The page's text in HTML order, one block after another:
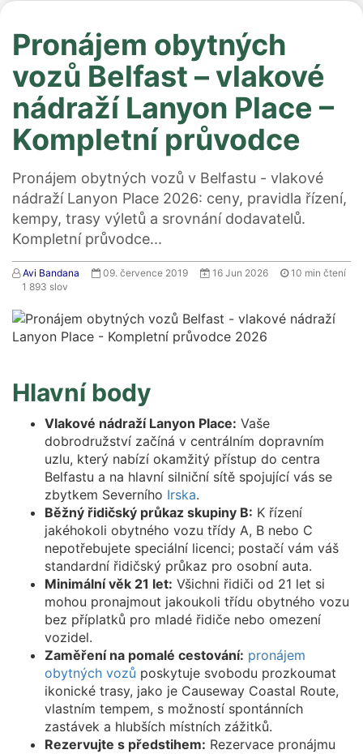
Pronájem obytných
vozů Belfast – vlakové
nádraží Lanyon Place –
Kompletní průvodce
Pronájem obytných vozů v Belfastu - vlakové
nádraží Lanyon Place 2026: ceny, pravidla řízení,
kempy, trasy výletů a srovnání dodavatelů.
Kompletní průvodce...
Avi Bandana 09. července 2019 16 Jun 2026 10 min čtení
1 893 slov
Hlavní body
Vlakové nádraží Lanyon Place: Vaše
dobrodružství začíná v centrálním dopravním
uzlu, který nabízí okamžitý přístup do centra
Belfastu a na hlavní silniční sítě spojující vás se
zbytkem Severního Irska.
Běžný řidičský průkaz skupiny B: K řízení
jakéhokoli obytného vozu třídy A, B nebo C
nepotřebujete speciální licenci; postačí vám váš
standardní řidičský průkaz pro osobní auta.
Minimální věk 21 let: Všichni řidiči od 21 let si
mohou pronajmout jakoukoli třídu obytného vozu
bez příplatků pro mladé řidiče nebo omezení
vozidel.
Zaměření na pomalé cestování: pronájem
obytných vozů poskytuje svobodu prozkoumat
ikonické trasy, jako je Causeway Coastal Route,
vlastním tempem, s možností spontánních
zastávek a hlubších místních zážitků.
Rezervujte s předstihem: Rezervace pronájmu